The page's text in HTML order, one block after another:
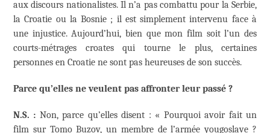
aux discours nationalistes. Il n’a pas combattu pour la Serbie,
la Croatie ou la Bosnie ; il est simplement intervenu face à
une injustice. Aujourd’hui, bien que mon film soit l’un des
courts-métrages croates qui tourne le plus, certaines
personnes en Croatie ne sont pas heureuses de son succès.
Parce qu’elles ne veulent pas affronter leur passé ?
N.S. : Non, parce qu’elles disent : « Pourquoi avoir fait un
film sur Tomo Buzov, un membre de l’armée yougoslave ?